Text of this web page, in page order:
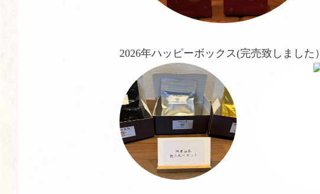
2026年ハッピーボックス(完売致しました）